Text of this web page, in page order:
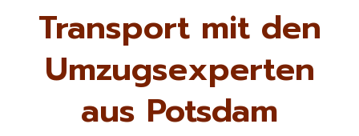
Transport mit den
Umzugsexperten
aus Potsdam